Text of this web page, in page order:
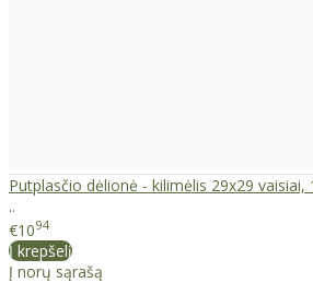
Putplasčio dėlionė - kilimėlis 29x29 vaisiai,
..
€1094
Į krepšelį
Į norų sąrašą